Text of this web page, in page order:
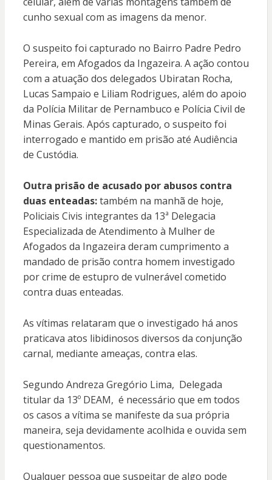
cunho sexual com as imagens da menor.
O suspeito foi capturado no Bairro Padre Pedro
Pereira, em Afogados da Ingazeira. A ação contou
com a atuação dos delegados Ubiratan Rocha,
Lucas Sampaio e Liliam Rodrigues, além do apoio
da Polícia Militar de Pernambuco e Polícia Civil de
Minas Gerais. Após capturado, o suspeito foi
interrogado e mantido em prisão até Audiência
de Custódia.
Outra prisão de acusado por abusos contra
duas enteadas:também na manhã de hoje,
Policiais Civis integrantes da 13ª Delegacia
Especializada de Atendimento à Mulher de
Afogados da Ingazeira deram cumprimento a
mandado de prisão contra homem investigado
por crime de estupro de vulnerável cometido
contra duas enteadas.
As vítimas relataram que o investigado há anos
praticava atos libidinosos diversos da conjunção
carnal, mediante ameaças, contra elas.
Segundo Andreza Gregório Lima, Delegada
titular da 13º DEAM, é necessário que em todos
os casos a vítima se manifeste da sua própria
maneira, seja devidamente acolhida e ouvida sem
questionamentos.
Qualquer pessoa que suspeitar de algo pode